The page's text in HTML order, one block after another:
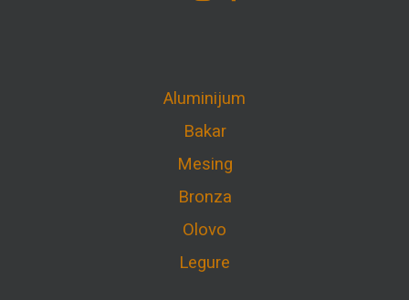
Aluminijum
Bakar
Mesing
Bronza
Olovo
Legure